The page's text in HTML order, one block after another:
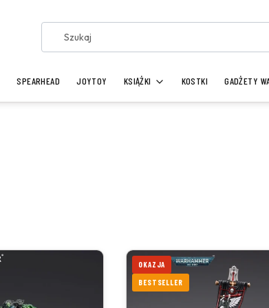
SPEARHEAD JOYTOY KSIĄŻKI KOSTKI GADŻETY
OKAZJA
BESTSELLER